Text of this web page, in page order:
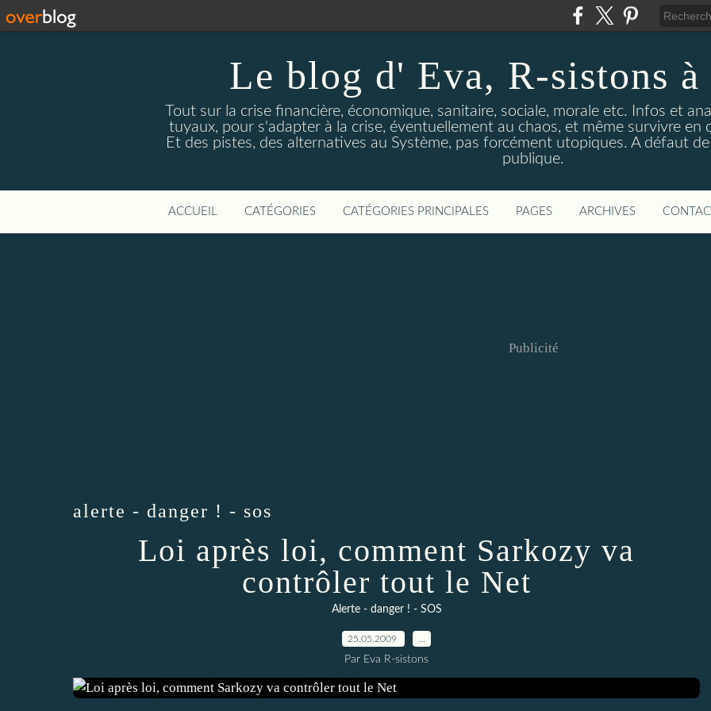
Le blog d' Eva, R-sistons à
Tout sur la crise financière, économique, sanitaire, sociale, morale etc. Infos et
tuyaux, pour s'adapter à la crise, éventuellement au chaos, et même survivre en
Et des pistes, des alternatives au Système, pas forcément utopiques. A défaut
publique.
ACCUEIL CATÉGORIES CATÉGORIES PRINCIPALES PAGES ARCHIVES
Publicité
alerte - danger ! - sos
Loi après loi, comment Sarkozy va
contrôler tout le Net
Alerte - danger ! - SOS
25.05.2009
Par Eva R-sistons